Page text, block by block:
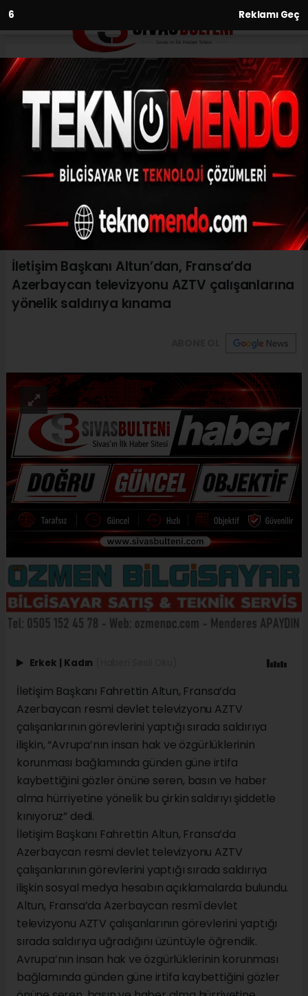
4 Reklamı Geç
Anasayfa
İletişim Başkanı Altun’dan,
Fransa’da Azerbaycan
televizyonu AZTV çalışanlarına
yönelik saldırıya kınama
SIYASET
29.06.2023 - 20:20
İletişim Başkanı Altun’dan, Fransa’da
Azerbaycan televizyonu AZTV çalışanlarına
yönelik saldırıya kınama
Erkek | Kadın
İletişim Başkanı Fahrettin Altun, Fransa’da
Azerbaycan resmi devlet televizyonu AZTV
çalışanlarının görevlerini yaptığı sırada saldırıya
ilişkin, “Avrupa’nın insan hak ve özgürlüklerinin
korunması bağlamında günden güne irtifa
kaybettiğini gözler önüne seren, basın ve haber
alma hürriyetine yönelik bu çirkin saldırıyı şiddetle
kınıyoruz” dedi.
İletişim Başkanı Fahrettin Altun, Fransa’da
Azerbaycan resmi devlet televizyonu AZTV
çalışanlarının görevlerini yaptığı sırada saldırıya
ilişkin sosyal medya hesabın açıklamalarda bulundu.
Altun, Fransa’da Azerbaycan resmî devlet
televizyonu AZTV çalışanlarının görevlerini yaptığı
sırada saldırıya uğradığını üzüntüyle öğrendik.
Avrupa’nın insan hak ve özgürlüklerinin korunması
bağlamında günden güne irtifa kaybettiğini gözler